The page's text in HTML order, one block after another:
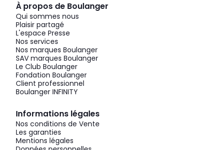
À propos de Boulanger
Qui sommes nous
Plaisir partagé
L'espace Presse
Nos services
Nos marques Boulanger
SAV marques Boulanger
Le Club Boulanger
Fondation Boulanger
Client professionnel
Boulanger INFINITY
Informations légales
Nos conditions de Vente
Les garanties
Mentions légales